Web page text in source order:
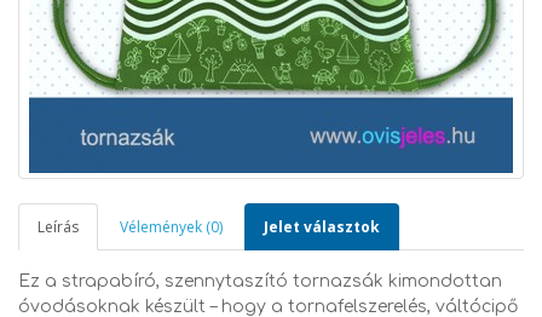
Leírás Vélemények (0) Jelet választok
Ez a strapabíró, szennytaszító tornazsák kimondottan
óvodásoknak készült – hogy a tornafelszerelés, váltócipő